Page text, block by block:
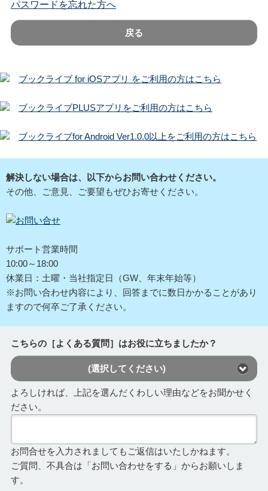
パスワードを忘れた方へ
戻る
ブックライブ for iOSアプリ をご利用の方はこちら
ブックライブPLUSアプリをご利用の方はこちら
ブックライブfor Android Ver1.0.0以上をご利用の方はこちら
解決しない場合は、以下からお問い合わせください。
その他、ご意見、ご要望もぜひお寄せください。
サポート営業時間
10:00～18:00
休業日：土曜・当社指定日（GW、年末年始等）
※お問い合わせ内容により、回答までに数日かかることがあり
ますので何卒ご了承ください。
こちらの［よくある質問］はお役に立ちましたか？
(選択してください)
よろしければ、上記を選んだくわしい理由などをお聞かせく
ださい。
お問合せを入力されましてもご返信はいたしかねます。
ご質問、不具合は「お問い合わせをする」からお願いしま
す。